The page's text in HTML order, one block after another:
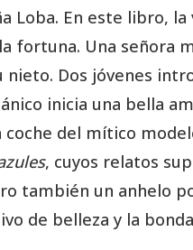
Loba. En este libro,
fortuna. Una señora
Dos jóvenes
inicia una bella
del mítico
, cuyos relatos
también un anhelo
de belleza y la